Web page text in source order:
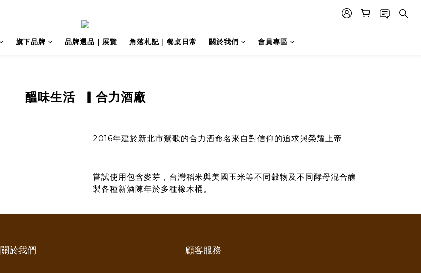
旗下品牌 品牌選品｜展覽 角落札記｜餐桌日常 關於我們 會員專區
醞味生活 ▎合力酒廠
2016年建於新北市鶯歌的合力酒命名來自對信仰的追求與榮耀上帝
嘗試使用包含麥芽，台灣稻米與美國玉米等不同穀物及不同酵母混合釀
製各種新酒陳年於多種橡木桶。
關於我們 顧客服務